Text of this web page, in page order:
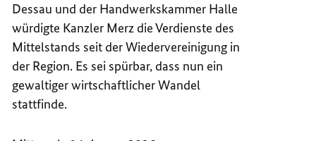
Dessau und der Handwerkskammer Halle
würdigte Kanzler Merz die Verdienste des
Mittelstands seit der Wiedervereinigung in
der Region. Es sei spürbar, dass nun ein
gewaltiger wirtschaftlicher Wandel
stattfinde.